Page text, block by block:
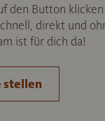
den Button
direkt und
ist für dich da!
stellen